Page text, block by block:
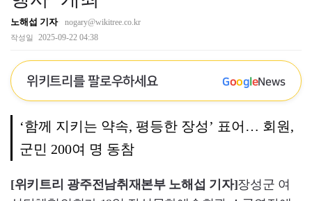
노해섭 기자 nogary@wikitree.co.kr
작성일 2025-09-22 04:38
위키트리를 팔로우하세요 GoogleNews
‘함께 지키는 약속, 평등한 장성’ 표어… 회원,
군민 200여 명 동참
[위키트리 광주전남취재본부 노해섭 기자]장성군 여